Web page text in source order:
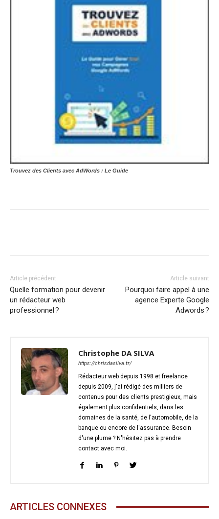
Trouvez des Clients avec AdWords : Le Guide
Article précédent
Quelle formation pour devenir
un rédacteur web
professionnel ?
Article suivant
Pourquoi faire appel à une
agence Experte Google
Adwords ?
Christophe DA SILVA
https://chrisdasilva.fr/
Rédacteur web depuis 1998 et freelance
depuis 2009, j'ai rédigé des milliers de
contenus pour des clients prestigieux, mais
également plus confidentiels, dans les
domaines de la santé, de l'automobile, de la
banque ou encore de l'assurance. Besoin
d'une plume ? N'hésitez pas à prendre
contact avec moi.
ARTICLES CONNEXES